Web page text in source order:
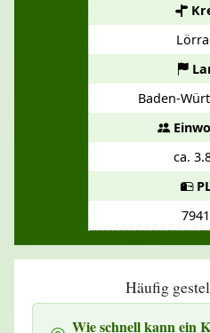
Baden-
ca.
Häufig
Wie schnell kann ein